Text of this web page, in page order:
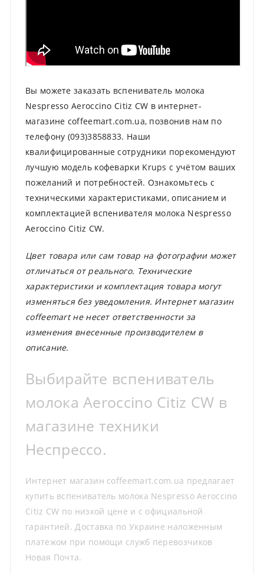
Вы можете заказать вспениватель молока
Nespresso Aeroccino Citiz CW в интернет-
магазине coffeemart.com.ua, позвонив нам по
телефону (093)3858833. Наши
квалифицированные сотрудники порекомендуют
лучшую модель кофеварки Krups с учётом ваших
пожеланий и потребностей. Ознакомьтесь с
техническими характеристиками, описанием и
комплектацией вспенивателя молока Nespresso
Aeroccino Citiz CW.
Цвет товара или сам товар на фотографии может
отличаться от реального. Технические
характеристики и комплектация товара могут
изменяться без уведомления. Интернет магазин
coffeemart не несет ответственности за
изменения внесенные производителем в
описание.
Выбирайте вспениватель
молока Aeroccino Citiz CW в
магазине техники
Неспрессо.
Интернет магазин coffeemart.com.ua предлагает
купить вспениватель молока Nespresso Aeroccino
Citiz CW по низкой цене и с официальной
гарантией. Доставка по Украине наложенным
платежом при помощи служб перевозчиков
Новая Почта.